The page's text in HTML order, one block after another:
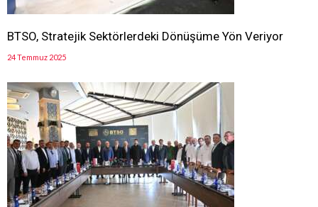
BTSO, Stratejik Sektörlerdeki Dönüşüme Yön Veriyor
24 Temmuz 2025